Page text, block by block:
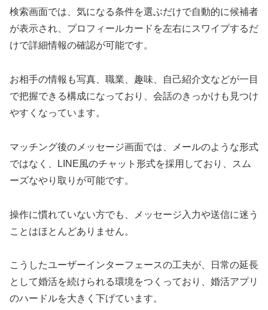
検索画面では、気になる条件を選ぶだけで自動的に候補者
が表示され、プロフィールカードを左右にスワイプするだ
けで詳細情報の確認が可能です。
お相手の情報も写真、職業、趣味、自己紹介文などが一目
で把握できる構成になっており、会話のきっかけも見つけ
やすくなっています。
マッチング後のメッセージ画面では、メールのような形式
ではなく、LINE風のチャット形式を採用しており、スム
ーズなやり取りが可能です。
操作に慣れていない方でも、メッセージ入力や送信に迷う
ことはほとんどありません。
こうしたユーザーインターフェースの工夫が、日常の延長
として婚活を続けられる環境をつくっており、婚活アプリ
のハードルを大きく下げています。